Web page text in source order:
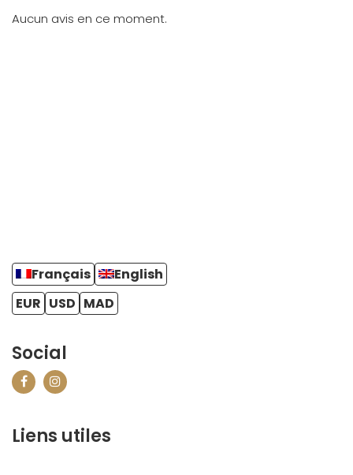
Aucun avis en ce moment.
Français
English
EUR USD MAD
Social
Liens utiles